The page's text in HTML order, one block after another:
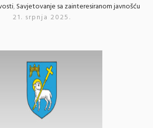
,Savjetovanje sa zainteresiranom javnošću
21. srpnja 2025.